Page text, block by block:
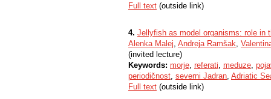
Full text (outside link)
4. Jellyfish as model organisms: role in
Alenka Malej, Andreja Ramšak,
(invited lecture)
Keywords: morje, referati, meduze,
periodičnost, severni Jadran, Adriatic
Full text (outside link)